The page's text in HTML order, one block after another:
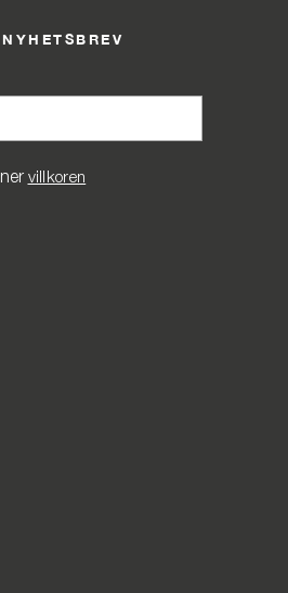
villkoren